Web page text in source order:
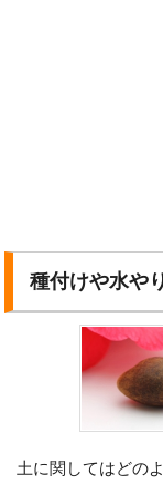
種付けや水や
土に関してはどの